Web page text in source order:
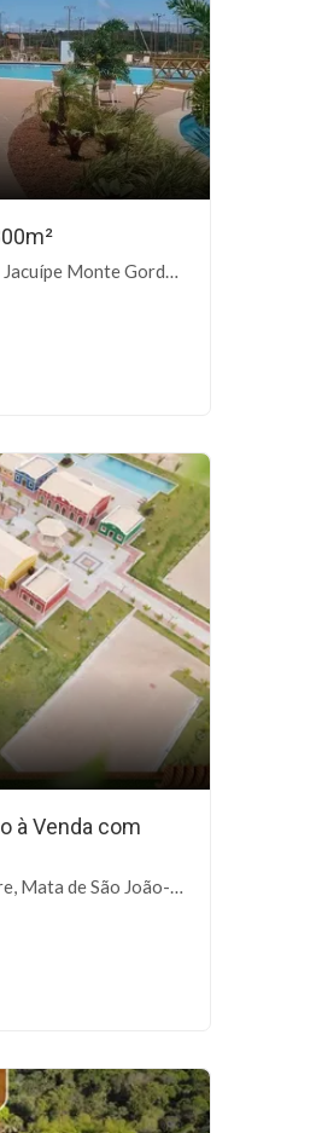
Gordo, Camaçari-BA
à Venda com
Mata de São João-BA